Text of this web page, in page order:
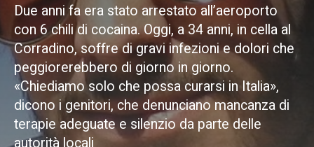
Due anni fa era stato arrestato all’aeroporto
con 6 chili di cocaina. Oggi, a 34 anni, in cella al
Corradino, soffre di gravi infezioni e dolori che
peggiorerebbero di giorno in giorno.
«Chiediamo solo che possa curarsi in Italia»,
dicono i genitori, che denunciano mancanza di
terapie adeguate e silenzio da parte delle